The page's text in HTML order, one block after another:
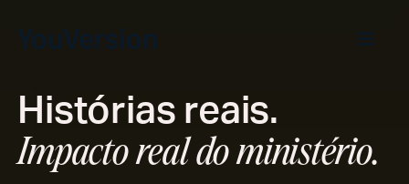
Histórias reais.
Impacto real do ministério.